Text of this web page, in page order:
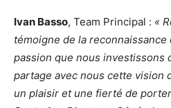
Ivan Basso, Team Principal : «
témoigne de la
passion que nous investissons
partage avec nous cette vision
un plaisir et une fierté de